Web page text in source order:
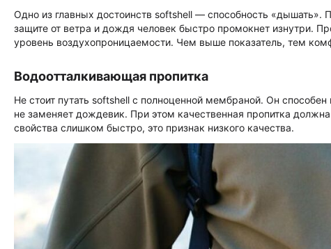
Одно из главных достоинств softshell — способность «дышать».
защите от ветра и дождя человек быстро промокнет изнутри.
уровень воздухопроницаемости. Чем выше показатель, тем
Водоотталкивающая пропитка
Не стоит путать softshell с полноценной мембраной. Он
не заменяет дождевик. При этом качественная пропитка
свойства слишком быстро, это признак низкого качества.